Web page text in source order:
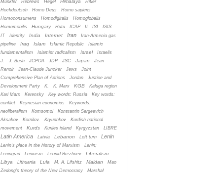
Münkler
Hebrews Hegel Himalaya
Hitler
Hochdeutsch
Homo Deus
Homo sapiens
Homoconsumens
Homodigitalis
Homoglobalis
Homomobilis
Hungary Hutu ICAP II ISI
ISIS
IT
Identity India Internet Iran
Iran-Armenia gas
pipeline
Iraq Islam Islamic Republic
Islamic
fundamentalism
Islamist radicalism Israel
Israelis
J.
J. Bush JCPOA JDP JSC Japan
Jean
Renoir
Jean-Claude Juncker Jews
Joint
Comprehensive Plan of Actions
Jordan
Justice and
Development Party
K. K. Marx KGB
Kaluga region
Karl Marx
Kerensky Key words: Russia
Key words:
conflict
Keynesian economics
Keywords:
neoliberalism
Komsomol
Konstantin Sergeevich
Aksakov
Kornilov. Kryuchkov
Kurdish national
movement
Kurds Kuriles island Kyrgyzstan LIBRE
Latin America Latvia Lebanon Left turn Lenin
Lenin's place in the history of Marxism
Lenin;
Leningrad
Leninism Leonid Brezhnev
Liberalism
Libya
Lithuania Lula M. A. Lifshitz Maidan
Mao
Zedong's theory of the New Democracy
Marshal